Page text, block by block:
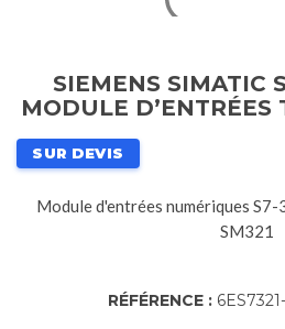
SIEMENS SIMATIC
MODULE D’ENTRÉES
SUR DEVIS
Module d'entrées numériques
SM321
RÉFÉRENCE :